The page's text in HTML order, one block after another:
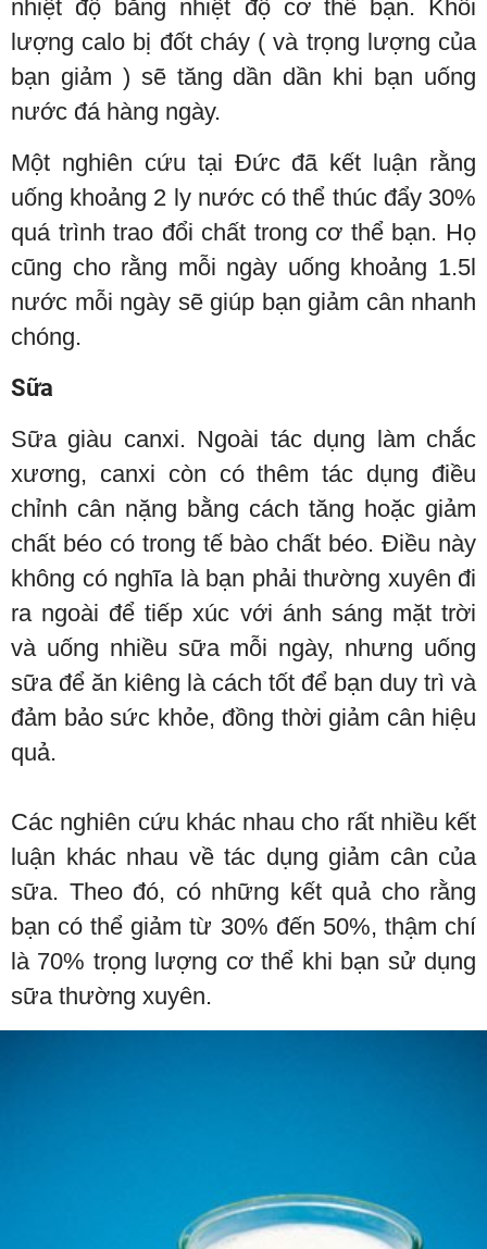
nhiệt độ bằng nhiệt độ cơ thể bạn. Khối
lượng calo bị đốt cháy ( và trọng lượng của
bạn giảm ) sẽ tăng dần dần khi bạn uống
nước đá hàng ngày.
Một nghiên cứu tại Đức đã kết luận rằng
uống khoảng 2 ly nước có thể thúc đẩy 30%
quá trình trao đổi chất trong cơ thể bạn. Họ
cũng cho rằng mỗi ngày uống khoảng 1.5l
nước mỗi ngày sẽ giúp bạn giảm cân nhanh
chóng.
Sữa
Sữa giàu canxi. Ngoài tác dụng làm chắc
xương, canxi còn có thêm tác dụng điều
chỉnh cân nặng bằng cách tăng hoặc giảm
chất béo có trong tế bào chất béo. Điều này
không có nghĩa là bạn phải thường xuyên đi
ra ngoài để tiếp xúc với ánh sáng mặt trời
và uống nhiều sữa mỗi ngày, nhưng uống
sữa để ăn kiêng là cách tốt để bạn duy trì và
đảm bảo sức khỏe, đồng thời giảm cân hiệu
quả.
Các nghiên cứu khác nhau cho rất nhiều kết
luận khác nhau về tác dụng giảm cân của
sữa. Theo đó, có những kết quả cho rằng
bạn có thể giảm từ 30% đến 50%, thậm chí
là 70% trọng lượng cơ thể khi bạn sử dụng
sữa thường xuyên.